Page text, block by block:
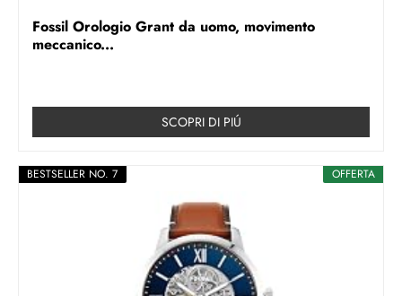
Fossil Orologio Grant da uomo, movimento
meccanico...
SCOPRI DI PIÚ
OFFERTA
BESTSELLER NO. 7